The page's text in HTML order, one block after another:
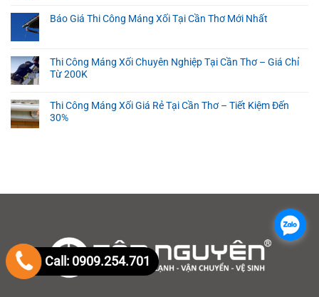
Báo Giá Thi Công Máng Xối Tại Cần Thơ Mới Nhất
Thi Công Máng Xối Chuyên Nghiệp Tại Cần Thơ – Giá Chỉ
Từ 200K
Thi Công Máng Xối Giá Rẻ Tại Cần Thơ – Tiết Kiệm Đến
30%
.
Call: 0909.254.701